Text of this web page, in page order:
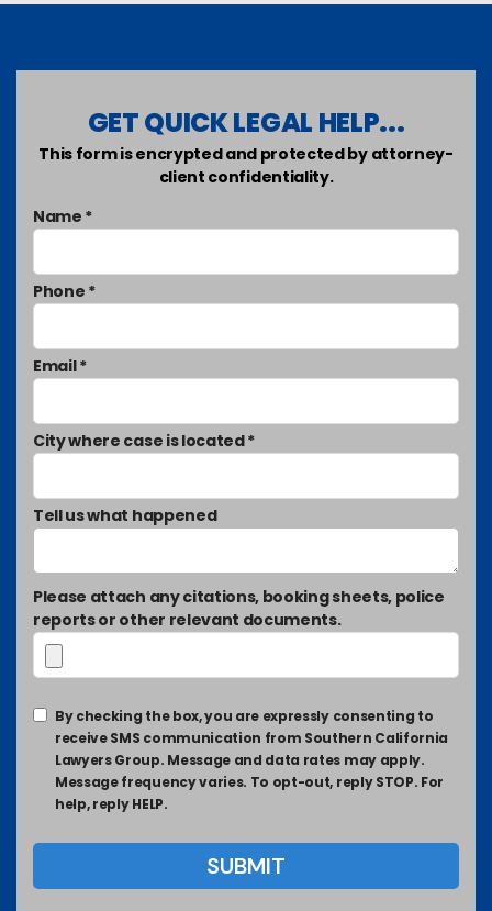
GET QUICK LEGAL HELP...
This form is encrypted and protected by attorney-
client confidentiality.
Name *
Phone *
Email *
City where case is located *
Tell us what happened
Please attach any citations, booking sheets, police
reports or other relevant documents.
By checking the box, you are expressly consenting to
receive SMS communication from Southern California
Lawyers Group. Message and data rates may apply.
Message frequency varies. To opt-out, reply STOP. For
help, reply HELP.